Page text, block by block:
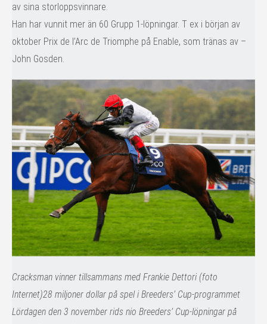
av sina storloppsvinnare.
Han har vunnit mer än 60 Grupp 1-löpningar. T ex i början av
oktober Prix de l’Arc de Triomphe på Enable, som tränas av –
John Gosden.
Cracksman vinner tillsammans med Frankie Dettori (foto
Internet)28 miljoner dollar på spel i Breeders’ Cup-programmet
Lördagen den 3 november rids nio Breeders’ Cup-löpningar på